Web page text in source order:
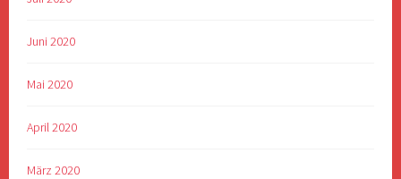
Juni 2020
Mai 2020
April 2020
März 2020